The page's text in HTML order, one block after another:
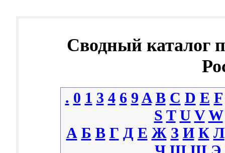
Сводный каталог
. 0 1 3 4 6 9 A B C D E F
S T U V W
А Б В Г Д Е Ж З И К Л